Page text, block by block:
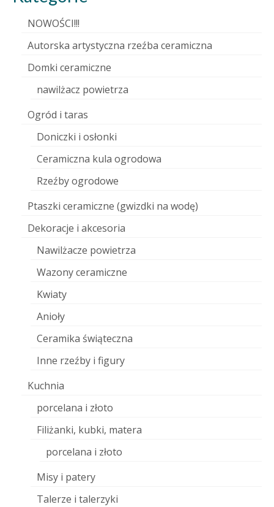
NOWOŚCI!!!
Autorska artystyczna rzeźba ceramiczna
Domki ceramiczne
nawilżacz powietrza
Ogród i taras
Doniczki i osłonki
Ceramiczna kula ogrodowa
Rzeźby ogrodowe
Ptaszki ceramiczne (gwizdki na wodę)
Dekoracje i akcesoria
Nawilżacze powietrza
Wazony ceramiczne
Kwiaty
Anioły
Ceramika świąteczna
Inne rzeźby i figury
Kuchnia
porcelana i złoto
Filiżanki, kubki, matera
porcelana i złoto
Misy i patery
Talerze i talerzyki